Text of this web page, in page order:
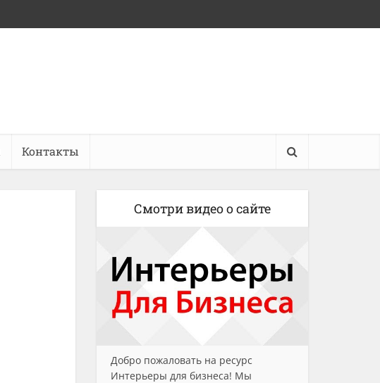
Контакты
Смотри видео о сайте
Добро пожаловать на ресурс
Интерьеры для бизнеса! Мы